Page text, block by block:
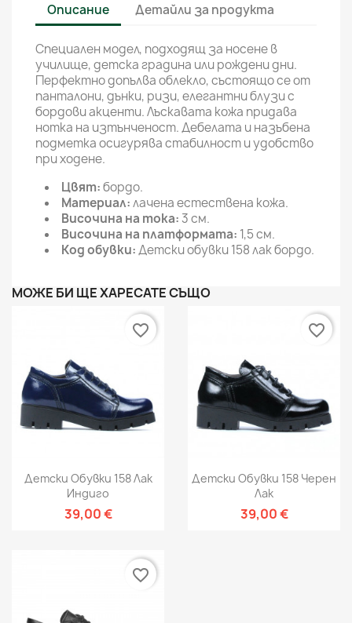
Описание Детайли за продукта
Специален модел, подходящ за носене в
училище, детска градина или рождени дни.
Перфектно допълва облекло, състоящо се от
панталони, дънки, ризи, елегантни блузи с
бордови акценти. Лъскавата кожа придава
нотка на изтънченост. Дебелата и назъбена
подметка осигурява стабилност и удобство
при ходене.
Цвят:бордо.
Материал:лачена естествена кожа.
Височина на тока:3 см.
Височина на платформата: 1,5 см.
Код обувки:Детски обувки 158 лак бордо.
МОЖЕ БИ ЩЕ ХАРЕСАТЕ СЪЩО
Детски Обувки 158 Лак
Индиго
39,00 €
favorite_border
Детски Обувки 158 Черен
Лак
39,00 €
favorite_border
favorite_border